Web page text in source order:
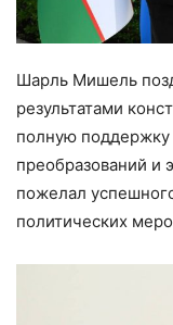
Шарль Мишель
результатами
полную
преобразований и
пожелал
политических